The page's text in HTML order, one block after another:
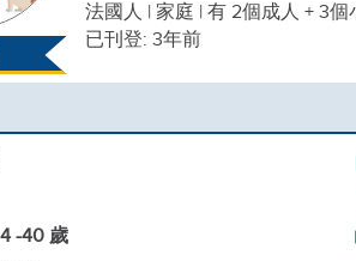
法國人 | 家庭 | 有 2個成人 + 3個
已刊登: 3年前
4 -40 歲